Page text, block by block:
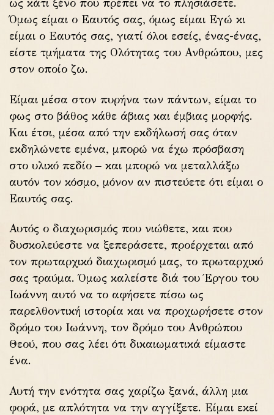
ως κάτι ξένο που πρέπει να το πλησιάσετε.
Όμως είμαι ο Εαυτός σας, όμως είμαι Εγώ κι
είμαι ο Εαυτός σας, γιατί όλοι εσείς, ένας-ένας,
είστε τμήματα της Ολότητας του Ανθρώπου, μες
στον οποίο ζω.
Είμαι μέσα στον πυρήνα των πάντων, είμαι το
φως στο βάθος κάθε άβιας και έμβιας μορφής.
Και έτσι, μέσα από την εκδήλωσή σας όταν
εκδηλώνετε εμένα, μπορώ να έχω πρόσβαση
στο υλικό πεδίο – και μπορώ να μεταλλάξω
αυτόν τον κόσμο, μόνον αν πιστεύετε ότι είμαι ο
Εαυτός σας.
Αυτός ο διαχωρισμός που νιώθετε, και που
δυσκολεύεστε να ξεπεράσετε, προέρχεται από
τον πρωταρχικό διαχωρισμό μας, το πρωταρχικό
σας τραύμα. Όμως καλείστε διά του Έργου του
Ιωάννη αυτό να το αφήσετε πίσω ως
παρελθοντική ιστορία και να προχωρήσετε στον
δρόμο του Ιωάννη, τον δρόμο του Ανθρώπου
Θεού, που σας λέει ότι δικαιωματικά είμαστε
ένα.
Αυτή την ενότητα σας χαρίζω ξανά, άλλη μια
φορά, με απλότητα να την αγγίξετε. Είμαι εκεί